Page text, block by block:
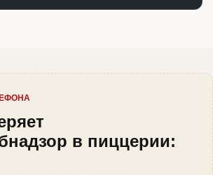
в пиццерии: